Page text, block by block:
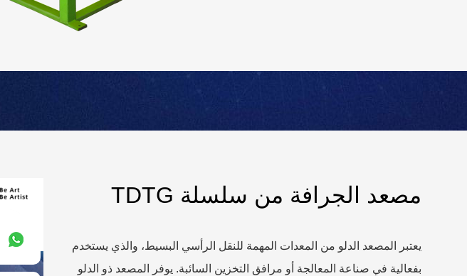
مصعد الجرافة من سلسلة TDTG
يعتبر المصعد الدلو من المعدات المهمة للنقل الرأسي البسيط، والذي يستخدم
بفعالية في صناعة المعالجة أو مرافق التخزين السائبة. يوفر المصعد ذو الدلو